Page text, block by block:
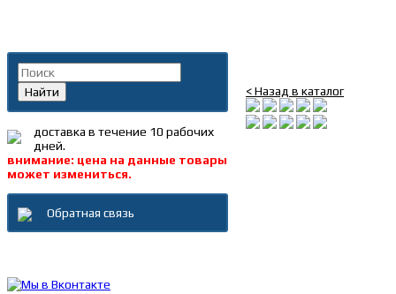
< Назад в каталог
Найти
доставка в течение 10 рабочих
дней.
внимание: цена на данные товары
может измениться.
Обратная связь